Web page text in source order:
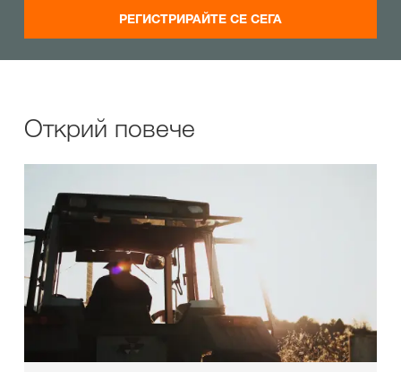
РЕГИСТРИРАЙТЕ СЕ СЕГА
Открий повече